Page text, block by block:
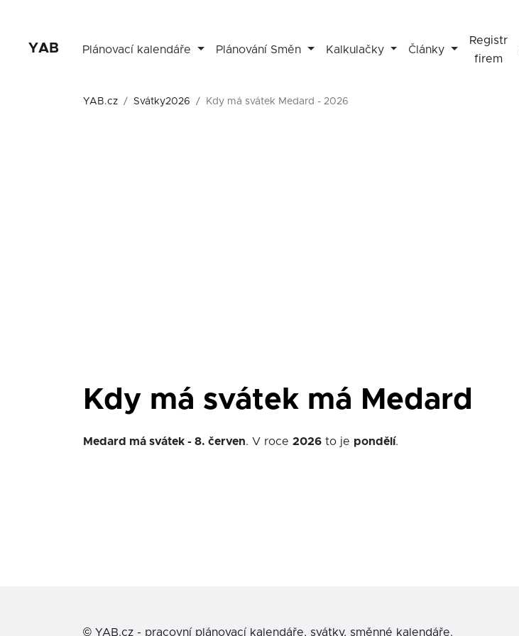
YAB Plánovací kalendáře Plánování Směn Kalkulačky Články
Registr
firem
YAB.cz Svátky2026 Kdy má svátek Medard - 2026
Kdy má svátek má Medard
Medard má svátek - 8. červen. V roce 2026 to je pondělí.
© YAB.cz - pracovní plánovací kalendáře, svátky, směnné kalendáře.